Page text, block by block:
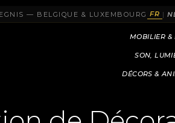
— BELGIQUE & LUXEMBOURG FR |
MOBILIER &
SON,
DÉCORS &